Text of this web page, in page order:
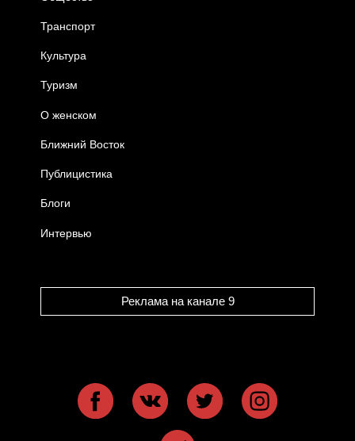
Транспорт
Культура
Туризм
О женском
Ближний Восток
Публицистика
Блоги
Интервью
Реклама на канале 9